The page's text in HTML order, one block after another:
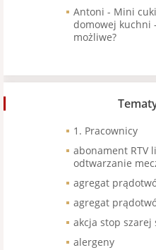
Antoni - Mini
domowej kuchni
możliwe?
1. Pracownicy
abonament RTV
odtwarzanie
agregat
agregat
akcja stop
alergeny